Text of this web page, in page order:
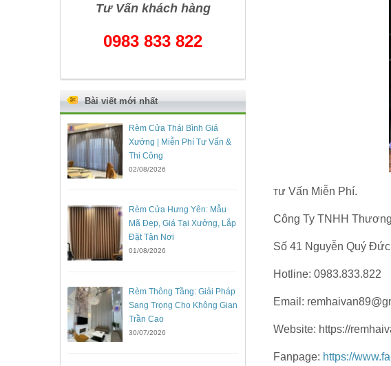
Tư Vấn Miễn Phí.
Công Ty TNHH
Số 41 Nguyễn Quý
Hotline: 0983.833.822
Email:
Website: https://
Fanpage: https://
Tư Vấn khách hàng
0983 833 822
Bài viết mới nhất
Rèm Cửa Thái Bình Giá
Xưởng | Miễn Phí Tư Vấn &
Thi Công
02/08/2026
Rèm Cửa Hưng Yên: Mẫu
Mã Đẹp, Giá Tại Xưởng, Lắp
Đặt Tận Nơi
01/08/2026
Rèm Thông Tầng: Giải Pháp
Sang Trọng Cho Không Gian
Trần Cao
30/07/2026